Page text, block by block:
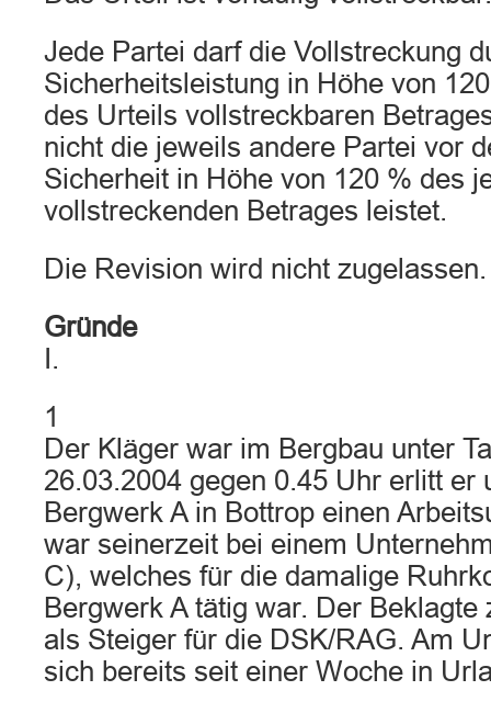
Jede Partei darf die Vollstreckung
Sicherheitsleistung in Höhe von
des Urteils vollstreckbaren
nicht die jeweils andere Partei vor
Sicherheit in Höhe von 120 % des
vollstreckenden Betrages leistet.
Die Revision wird nicht zugelassen.
Gründe
I.
1
Der Kläger war im Bergbau unter
26.03.2004 gegen 0.45 Uhr erlitt er
Bergwerk A in Bottrop einen
war seinerzeit bei einem
C), welches für die damalige
Bergwerk A tätig war. Der Beklagte
als Steiger für die DSK/RAG. Am
sich bereits seit einer Woche in